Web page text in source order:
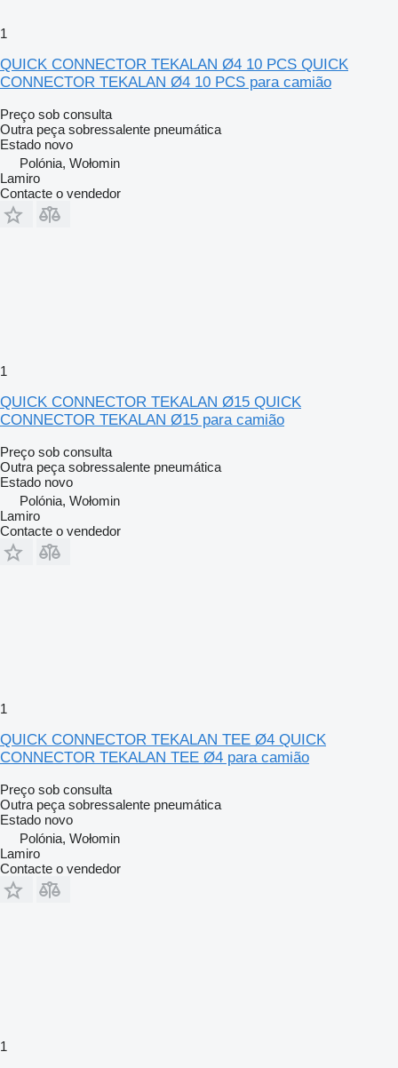
1
QUICK CONNECTOR TEKALAN Ø4 10 PCS QUICK
CONNECTOR TEKALAN Ø4 10 PCS para camião
Preço sob consulta
Outra peça sobressalente pneumática
Estado novo
Polónia, Wołomin
Lamiro
Contacte o vendedor
1
QUICK CONNECTOR TEKALAN Ø15 QUICK
CONNECTOR TEKALAN Ø15 para camião
Preço sob consulta
Outra peça sobressalente pneumática
Estado novo
Polónia, Wołomin
Lamiro
Contacte o vendedor
1
QUICK CONNECTOR TEKALAN TEE Ø4 QUICK
CONNECTOR TEKALAN TEE Ø4 para camião
Preço sob consulta
Outra peça sobressalente pneumática
Estado novo
Polónia, Wołomin
Lamiro
Contacte o vendedor
1